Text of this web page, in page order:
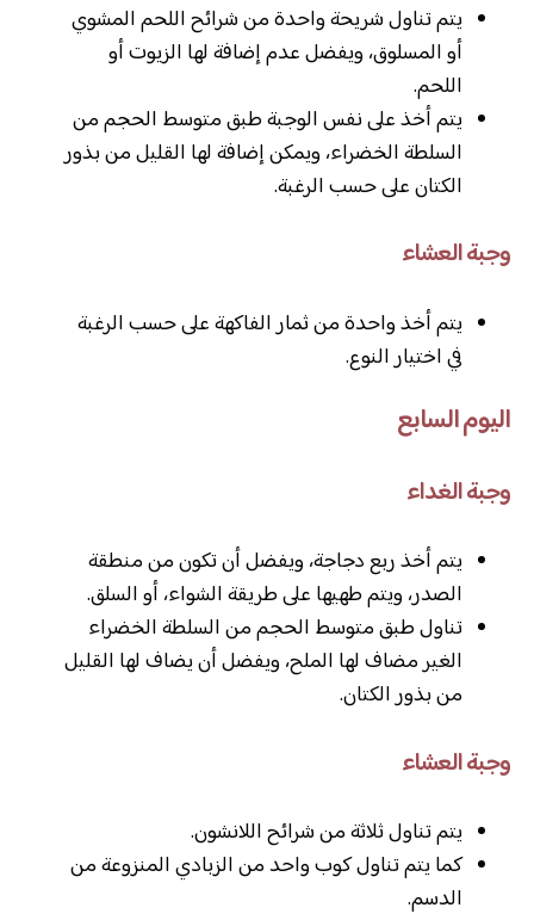
يتم تناول شريحة واحدة من شرائح اللحم المشوي
أو المسلوق، ويفضل عدم إضافة لها الزيوت أو
اللحم.
يتم أخذ على نفس الوجبة طبق متوسط الحجم من
السلطة الخضراء، ويمكن إضافة لها القليل من بذور
الكتان على حسب الرغبة.
وجبة العشاء
يتم أخذ واحدة من ثمار الفاكهة على حسب الرغبة
في اختيار النوع.
اليوم السابع
وجبة الغداء
يتم أخذ ربع دجاجة، ويفضل أن تكون من منطقة
الصدر، ويتم طهيها على طريقة الشواء، أو السلق.
تناول طبق متوسط الحجم من السلطة الخضراء
الغير مضاف لها الملح، ويفضل أن يضاف لها القليل
من بذور الكتان.
وجبة العشاء
يتم تناول ثلاثة من شرائح اللانشون.
كما يتم تناول كوب واحد من الزبادي المنزوعة من
الدسم.